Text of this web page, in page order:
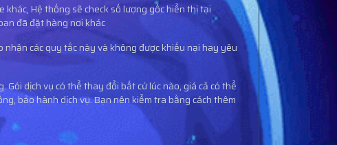
Hệ thống sẽ check số lượng gốc hiển thị tại
đã đặt hàng nơi khác
các quy tắc này và không được khiếu nại hay yêu
dịch vụ có thể thay đổi bất cứ lúc nào, giá cả có thể
bảo hành dịch vụ. Bạn nên kiểm tra bằng cách thêm